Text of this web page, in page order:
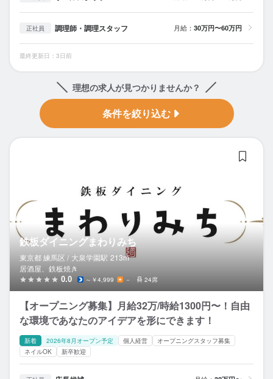
正社員 調理師・調理スタッフ 月給： 30万円〜60万円
最終更新日：3日前
理想の求人が見つかりませんか？
条件を絞り込む
鉄板ダイニングまわりみち
東京都 練馬区 / 大泉学園駅 213m
居酒屋、鉄板焼き
0.0 ～￥4,999 － 24席
【オープニング募集】月給32万/時給1300円〜！自由
な環境であなたのアイデアを形にできます！
新着 2026年8月オープン予定 個人経営
オープニングスタッフ募集
ネイルOK
新卒歓迎